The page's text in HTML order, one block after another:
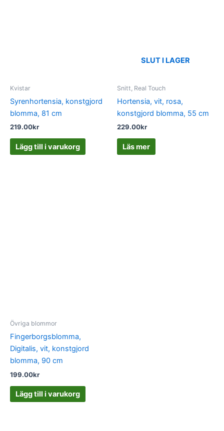
Kvistar
Syrenhortensia, konstgjord
blomma, 81 cm
219.00kr
Lägg till i varukorg
SLUT I LAGER
Snitt, Real Touch
Hortensia, vit, rosa,
konstgjord blomma, 55 cm
229.00kr
Läs mer
Övriga blommor
Fingerborgsblomma,
Digitalis, vit, konstgjord
blomma, 90 cm
199.00kr
Lägg till i varukorg